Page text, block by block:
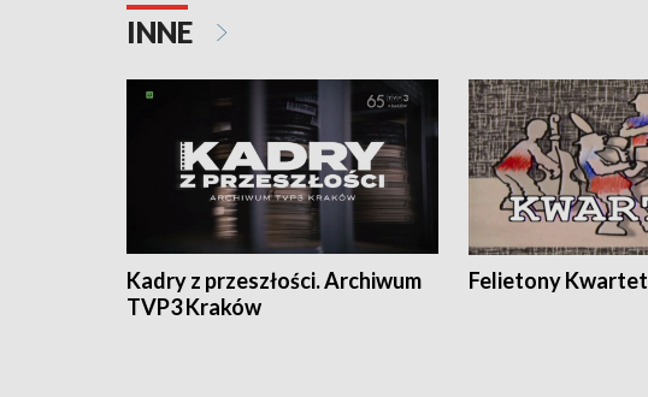
INNE
Kadry z przeszłości. Archiwum
TVP3 Kraków
Felietony Kwartet